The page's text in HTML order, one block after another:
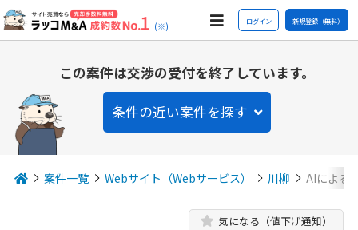
(※) ログイン 新規登録（無料）
この案件は交渉の受付を終了しています。
条件の近い案件を探す
案件一覧 Webサイト（Webサービス） 川柳 AIによる
気になる（値下げ通知）